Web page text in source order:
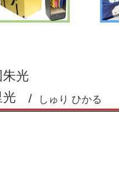
光
光
しゅり ひかる